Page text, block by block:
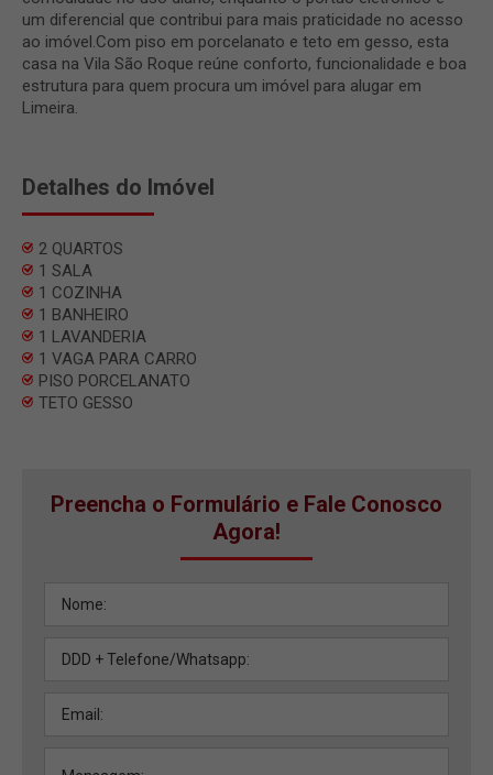
um diferencial que contribui para mais praticidade no acesso
ao imóvel.Com piso em porcelanato e teto em gesso, esta
casa na Vila São Roque reúne conforto, funcionalidade e boa
estrutura para quem procura um imóvel para alugar em
Limeira.
Detalhes do Imóvel
2 QUARTOS
1 SALA
1 COZINHA
1 BANHEIRO
1 LAVANDERIA
1 VAGA PARA CARRO
PISO PORCELANATO
TETO GESSO
Preencha o Formulário e Fale Conosco
Agora!